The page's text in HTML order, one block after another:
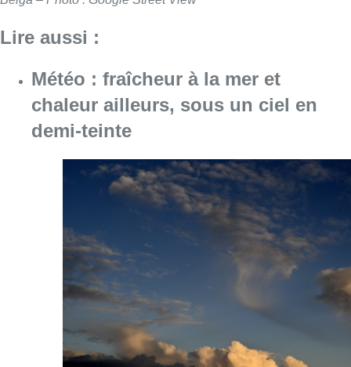
Lire aussi :
Météo : fraîcheur à la mer et
chaleur ailleurs, sous un ciel en
demi-teinte